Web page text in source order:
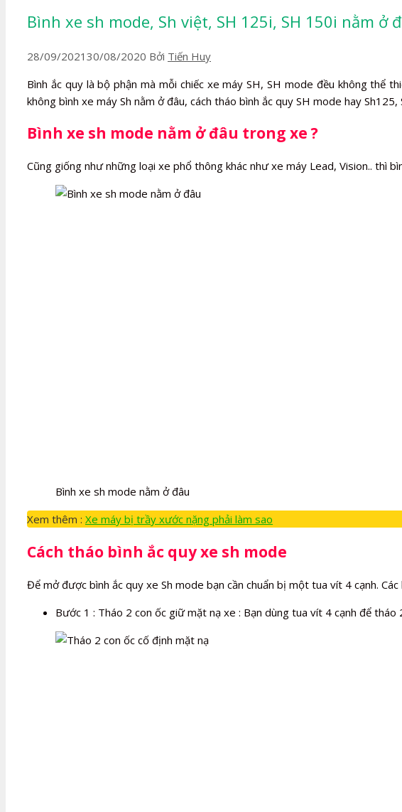
Bình xe sh mode, Sh việt, SH 125i, SH 150i nằm ở
28/09/2021 30/08/2020 Bởi Tiến Huy
Bình ắc quy là bộ phận mà mỗi chiếc xe máy SH, SH mode đều không
không bình xe máy Sh nằm ở đâu, cách tháo bình ắc quy SH mode hay
Bình xe sh mode nằm ở đâu trong xe ?
Cũng giống như những loại xe phổ thông khác như xe máy Lead, Vision.. thì
Bình xe sh mode nằm ở đâu
Xem thêm : Xe máy bị trầy xước nặng phải làm sao
Cách tháo bình ắc quy xe sh mode
Để mở được bình ắc quy xe Sh mode bạn cần chuẩn bị một tua vít 4 cạnh.
Bước 1 : Tháo 2 con ốc giữ mặt nạ xe : Bạn dùng tua vít 4 cạnh để